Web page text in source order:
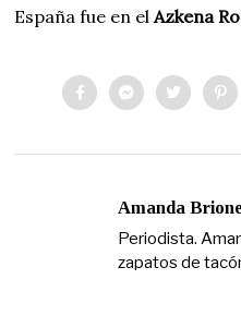
España fue en elAzkena
Amanda
Periodista.
zapatos de